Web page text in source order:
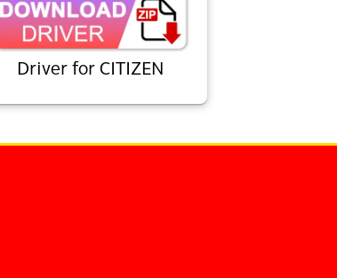
Driver for CITIZEN